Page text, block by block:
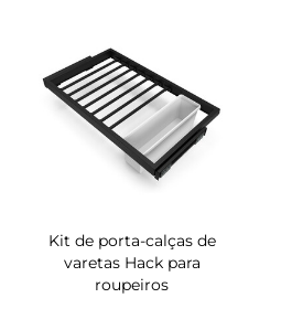
Kit de porta-calças de
varetas Hack para
roupeiros